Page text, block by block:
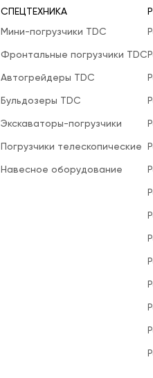
СПЕЦТЕХНИКА
Мини-погрузчики TDC
Фронтальные погрузчики TDC
Автогрейдеры TDC
Бульдозеры TDC
Экскаваторы-погрузчики
Погрузчики телескопические
Навесное оборудование